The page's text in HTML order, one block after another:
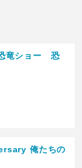
竜ショー 恐
俺たちの